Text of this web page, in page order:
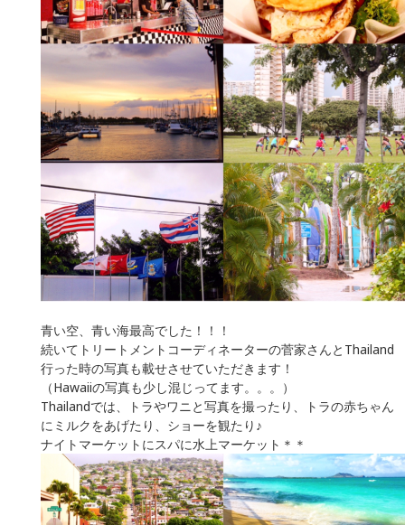
青い空、青い海最高でした！！！
続いてトリートメントコーディネーターの菅家さんとThailand
行った時の写真も載せさせていただきます！
（Hawaiiの写真も少し混じってます。。。）
Thailandでは、トラやワニと写真を撮ったり、トラの赤ちゃん
にミルクをあげたり、ショーを観たり♪
ナイトマーケットにスパに水上マーケット＊＊